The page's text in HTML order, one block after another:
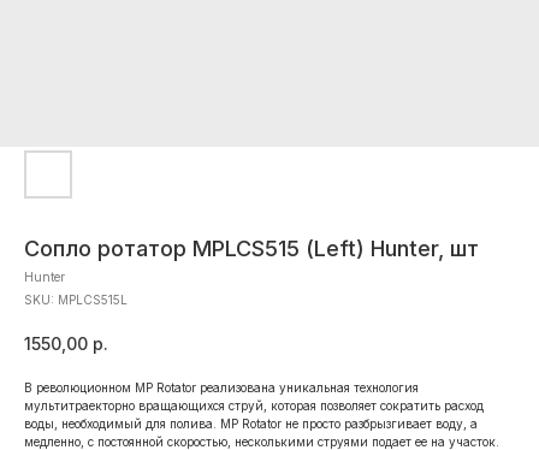
Сопло ротатор МРLCS515 (Left) Hunter, шт
Hunter
SKU: МРLCS515L
1550,00 р.
В революционном MP Rotator реализована уникальная технология
мультитраекторно вращающихся струй, которая позволяет сократить расход
воды, необходимый для полива. MP Rotator не просто разбрызгивает воду, а
медленно, с постоянной скоростью, несколькими струями подает ее на участок.